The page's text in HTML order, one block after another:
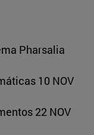
Pharsalia
10 NOV
22 NOV